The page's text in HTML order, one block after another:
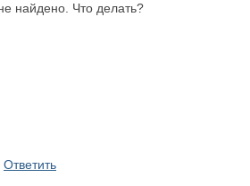
найдено. Что делать?
Ответить